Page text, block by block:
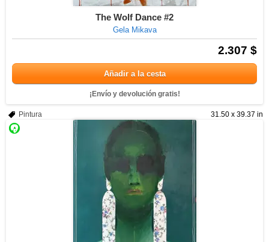
The Wolf Dance #2
Gela Mikava
2.307 $
Añadir a la cesta
¡Envío y devolución gratis!
31.50 x 39.37 in
Pintura